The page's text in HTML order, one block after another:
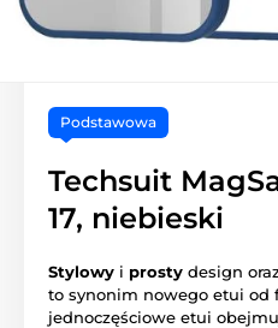
Podstawowa
Techsuit
17, niebieski
Stylowy i prosty design
to synonim nowego etui od
jednoczęściowe etui